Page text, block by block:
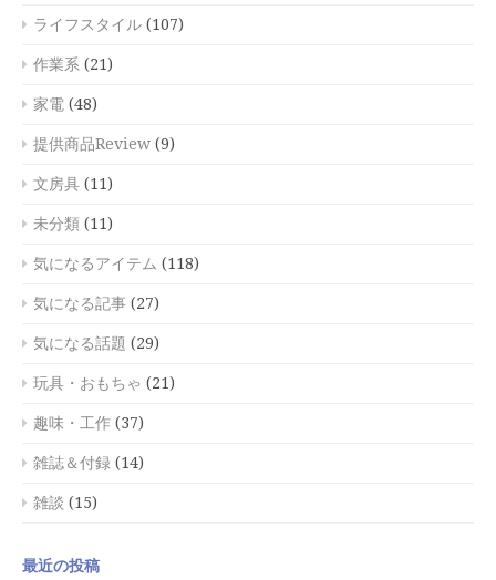
ライフスタイル (107)
作業系 (21)
家電 (48)
提供商品Review (9)
文房具 (11)
未分類 (11)
気になるアイテム (118)
気になる記事 (27)
気になる話題 (29)
玩具・おもちゃ (21)
趣味・工作 (37)
雑誌＆付録 (14)
雑談 (15)
最近の投稿